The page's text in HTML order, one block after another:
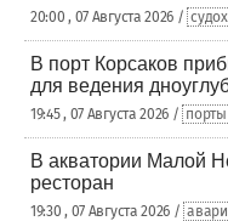
20:00 , 07 Августа 2026 /
В порт Корсаков
для ведения
19:45 , 07 Августа 2026 / порты
В акватории Малой
ресторан
19:30 , 07 Августа 2026 /